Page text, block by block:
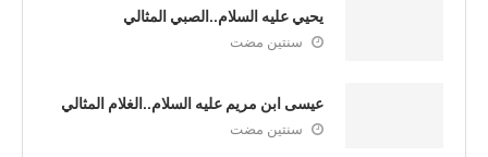
يحيي عليه السلام..الصبي المثالي
سنتين مضت
عيسى ابن مريم عليه السلام..الغلام المثالي
سنتين مضت